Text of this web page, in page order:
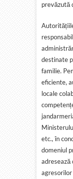
prevăzută
destinate
familie.
eficiente,
locale
etc., în
domeniul